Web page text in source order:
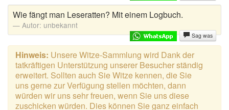
Wie fängt man Leseratten? Mit einem Logbuch.
Autor: unbekannt
Sag was
Hinweis: Unsere Witze-Sammlung wird Dank der
tatkräftigen Unterstützung unserer Besucher ständig
erweitert. Sollten auch Sie Witze kennen, die Sie
uns gerne zur Verfügung stellen möchten, dann
würden wir uns sehr freuen, wenn Sie uns diese
zuschicken würden. Dies können Sie ganz einfach